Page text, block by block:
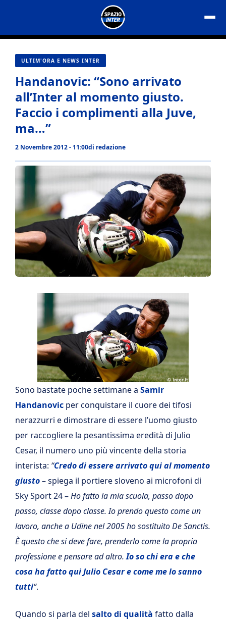
contenuto
ULTIM'ORA E NEWS INTER
Handanovic: “Sono arrivato
all’Inter al momento giusto.
Faccio i complimenti alla Juve,
ma…”
2 Novembre 2012 - 11:00di redazione
Sono bastate poche settimane a Samir
Handanovic per conquistare il cuore dei tifosi
nerazzurri e dimostrare di essere l’uomo giusto
per raccogliere la pesantissima eredità di Julio
Cesar, il numero uno più vincente della storia
interista: “Credo di essere arrivato qui al momento
giusto– spiega il portiere sloveno ai microfoni di
Sky Sport 24 –Ho fatto la mia scuola, passo dopo
passo, classe dopo classe. Io prendo questo come un
lavoro, anche a Udine nel 2005 ho sostituito De Sanctis.
È questo che si deve fare, prenderlo come la propria
professione e pensare ad altro.Io so chi era e che
cosa ha fatto qui Julio Cesar e come me lo sanno
tutti“.
Quando si parla del salto di qualità fatto dalla